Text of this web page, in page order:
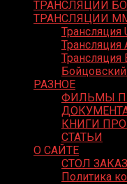
ТРАНСЛЯЦИИ
ТРАНСЛЯЦИИ
Трансляция
Трансляция
Трансляция
РАЗНОЕ
ФИЛЬМЫ
КНИГИ
СТАТЬИ
О САЙТЕ
СТОЛ
Политика